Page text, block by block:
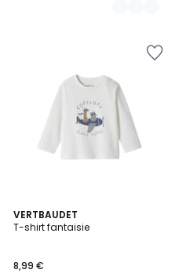
VERTBAUDET
T-shirt fantaisie
8,99 €
4
Couleurs